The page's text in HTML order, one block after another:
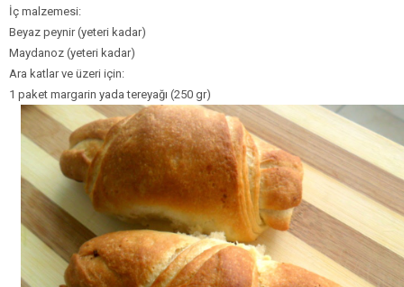
İç malzemesi:
Beyaz peynir (yeteri kadar)
Maydanoz (yeteri kadar)
Ara katlar ve üzeri için:
1 paket margarin yada tereyağı (250 gr)